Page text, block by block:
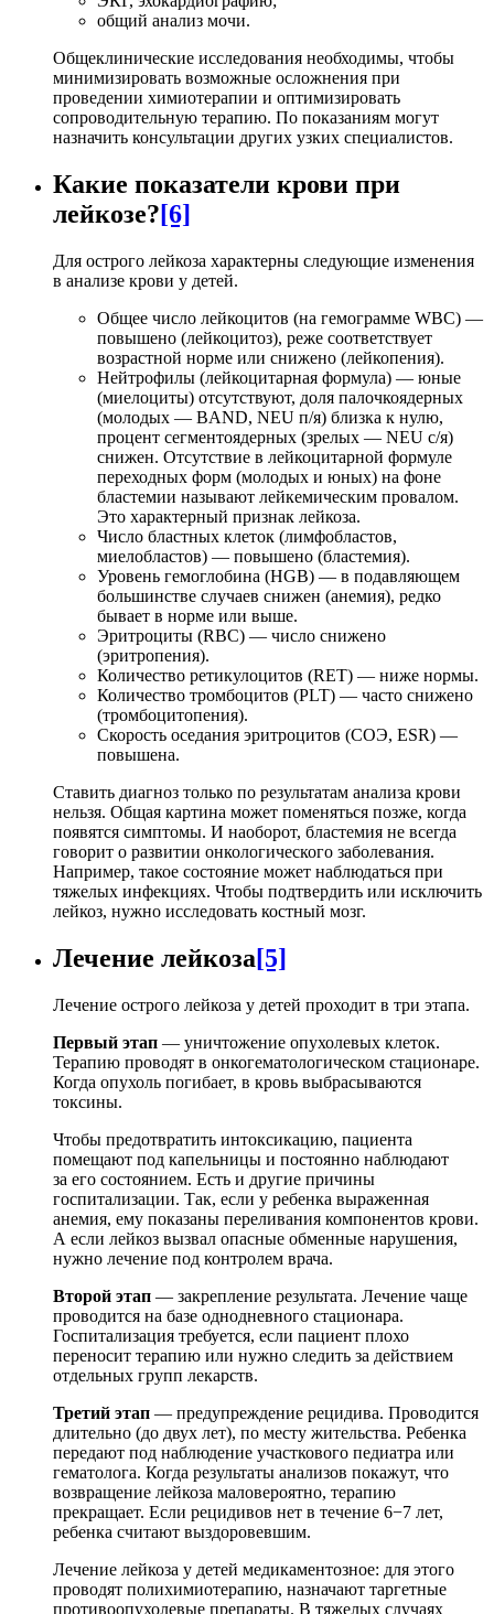
общий анализ мочи.
Общеклинические исследования необходимы, чтобы
минимизировать возможные осложнения при
проведении химиотерапии и оптимизировать
сопроводительную терапию. По показаниям могут
назначить консультации других узких специалистов.
Какие показатели крови при
лейкозе?[6]
Для острого лейкоза характерны следующие изменения
в анализе крови у детей.
Общее число лейкоцитов (на гемограмме WBC) —
повышено (лейкоцитоз), реже соответствует
возрастной норме или снижено (лейкопения).
Нейтрофилы (лейкоцитарная формула) — юные
(миелоциты) отсутствуют, доля палочкоядерных
(молодых — BAND, NEU п/я) близка к нулю,
процент сегментоядерных (зрелых — NEU с/я)
снижен. Отсутствие в лейкоцитарной формуле
переходных форм (молодых и юных) на фоне
бластемии называют лейкемическим провалом.
Это характерный признак лейкоза.
Число бластных клеток (лимфобластов,
миелобластов) — повышено (бластемия).
Уровень гемоглобина (HGB) — в подавляющем
большинстве случаев снижен (анемия), редко
бывает в норме или выше.
Эритроциты (RBC) — число снижено
(эритропения).
Количество ретикулоцитов (RET) — ниже нормы.
Количество тромбоцитов (PLT) — часто снижено
(тромбоцитопения).
Скорость оседания эритроцитов (СОЭ, ESR) —
повышена.
Ставить диагноз только по результатам анализа крови
нельзя. Общая картина может поменяться позже, когда
появятся симптомы. И наоборот, бластемия не всегда
говорит о развитии онкологического заболевания.
Например, такое состояние может наблюдаться при
тяжелых инфекциях. Чтобы подтвердить или исключить
лейкоз, нужно исследовать костный мозг.
Лечение лейкоза[5]
Лечение острого лейкоза у детей проходит в три этапа.
Первый этап — уничтожение опухолевых клеток.
Терапию проводят в онкогематологическом стационаре.
Когда опухоль погибает, в кровь выбрасываются
токсины.
Чтобы предотвратить интоксикацию, пациента
помещают под капельницы и постоянно наблюдают
за его состоянием. Есть и другие причины
госпитализации. Так, если у ребенка выраженная
анемия, ему показаны переливания компонентов крови.
А если лейкоз вызвал опасные обменные нарушения,
нужно лечение под контролем врача.
Второй этап — закрепление результата. Лечение чаще
проводится на базе однодневного стационара.
Госпитализация требуется, если пациент плохо
переносит терапию или нужно следить за действием
отдельных групп лекарств.
Третий этап — предупреждение рецидива. Проводится
длительно (до двух лет), по месту жительства. Ребенка
передают под наблюдение участкового педиатра или
гематолога. Когда результаты анализов покажут, что
возвращение лейкоза маловероятно, терапию
прекращает. Если рецидивов нет в течение 6−7 лет,
ребенка считают выздоровевшим.
Лечение лейкоза у детей медикаментозное: для этого
проводят полихимиотерапию, назначают таргетные
противоопухолевые препараты. В тяжелых случаях